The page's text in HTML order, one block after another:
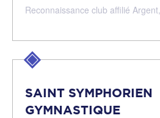
Reconnaissance club affilié Argent,
SAINT SYMPHORIEN
GYMNASTIQUE